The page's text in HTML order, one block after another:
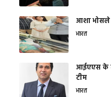
आशा
भारत
आईएएस के
टीम
भारत